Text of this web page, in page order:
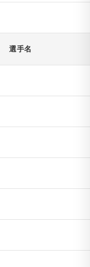
選手名